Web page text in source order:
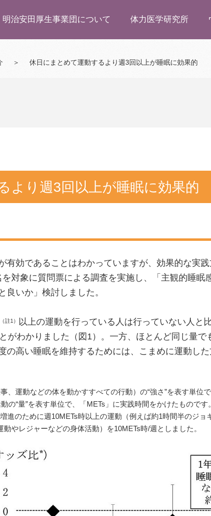
明治安田厚生事業団について 体力医学研究所
＞ 休日にまとめて運動するより週3回以上が睡眠に効果的
より週3回以上が睡眠に効果的
有効であることはわかっていますが、効果的な実
対象に質問票による調査を実施し、「主観的睡
良いか」検討しました。
（註1）
以上の運動を行っている人は行っていない人と
がわかりました（図1）。一方、ほとんど同じ量
の高い睡眠を維持するためには、こまめに運動し
、運動などの体を動かすすべての行動）の“強さ”を表す単
の“量”を表す単位で、「METs」に実践時間をかけたもので
進のために週10METs時以上の運動（例えば約1時間半のジ
やレジャーなどの身体活動）を10METs時/週としました。